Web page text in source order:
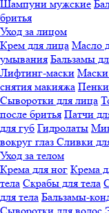
Шампуни мужские
бритья
Уход за лицом
Крем для лица Масло
умывания Бальзамы
Лифтинг-маски Маски
снятия макияжа
Сыворотки для лица
после бритья Патчи
для губ Гидролаты
вокруг глаз Сливки
Уход за телом
Крема для ног Крема
тела Скрабы для тела
для тела Бальзамы-